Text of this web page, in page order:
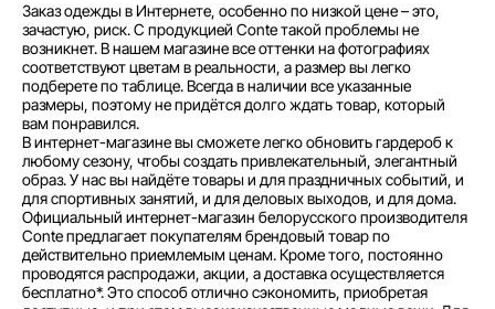
Заказ одежды в Интернете, особенно по низкой цене – это,
зачастую, риск. С продукцией Conte такой проблемы не
возникнет. В нашем магазине все оттенки на фотографиях
соответствуют цветам в реальности, а размер вы легко
подберете по таблице. Всегда в наличии все указанные
размеры, поэтому не придётся долго ждать товар, который
вам понравился.
В интернет-магазине вы сможете легко обновить гардероб к
любому сезону, чтобы создать привлекательный, элегантный
образ. У нас вы найдёте товары и для праздничных событий, и
для спортивных занятий, и для деловых выходов, и для дома.
Официальный интернет-магазин белорусского производителя
Conte предлагает покупателям брендовый товар по
действительно приемлемым ценам. Кроме того, постоянно
проводятся распродажи, акции, а доставка осуществляется
бесплатно*. Это способ отлично сэкономить, приобретая